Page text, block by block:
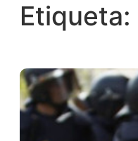
Etiqueta: